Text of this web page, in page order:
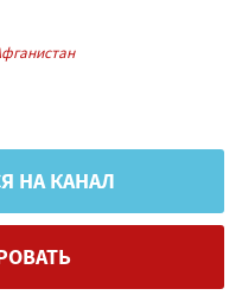
НА КАНАЛ